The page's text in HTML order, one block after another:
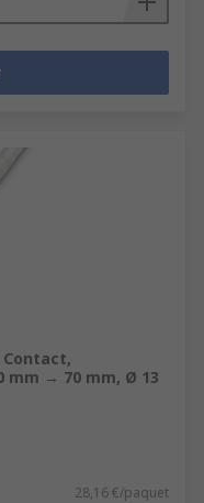
Contact,
mm → 70 mm, Ø 13
28,16 €/paquet